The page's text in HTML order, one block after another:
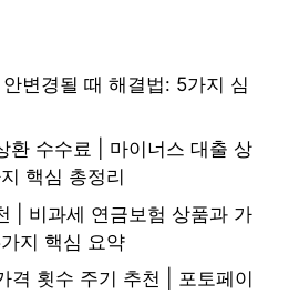
변경될 때 해결법: 5가지 심
환 수수료 | 마이너스 대출 상
핵심 총정리
| 비과세 연금보험 상품과 가
지 핵심 요약
격 횟수 주기 추천 | 포토페이